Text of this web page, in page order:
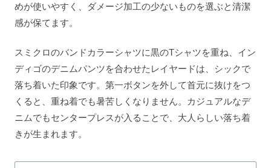
めが使いやすく、ダメージ加工の少ないものを選ぶと清潔
感が保てます。
スミクロのバンドカラーシャツに黒のTシャツを重ね、イン
ディゴのデニムパンツを合わせたレイヤードは、シックで
落ち着いた印象です。第一ボタンを外して首元に抜けをつ
くると、重ね着でも暑苦しくなりません。カジュアルなデ
ニムでもセンタープレスが入ることで、大人らしい落ち着
きが生まれます。